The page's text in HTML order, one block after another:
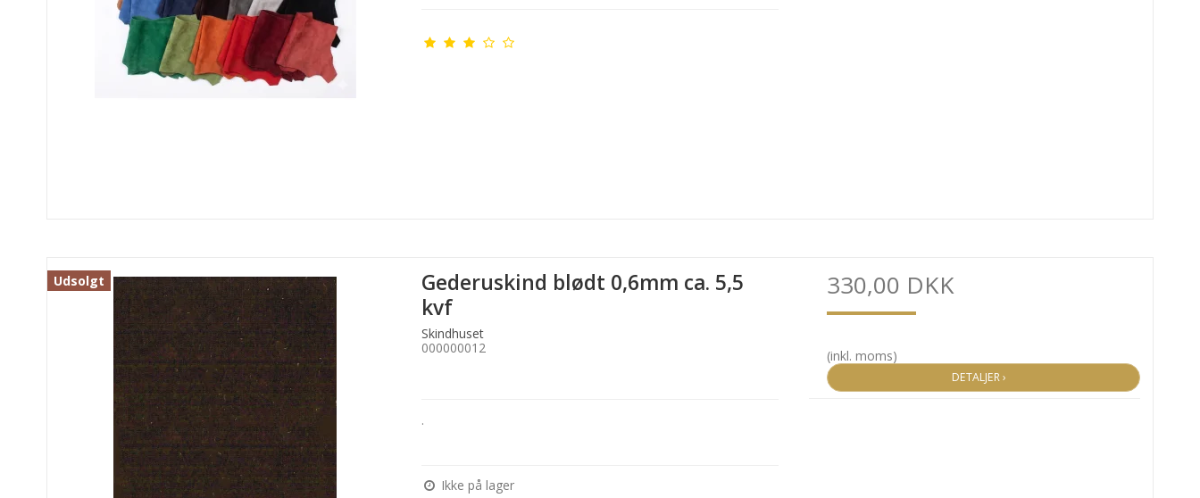
Udsolgt
Gederuskind blødt 0,6mm ca. 5,5
kvf
Skindhuset
000000012
.
Ikke på lager
330,00 DKK
(inkl. moms)
DETALJER ›